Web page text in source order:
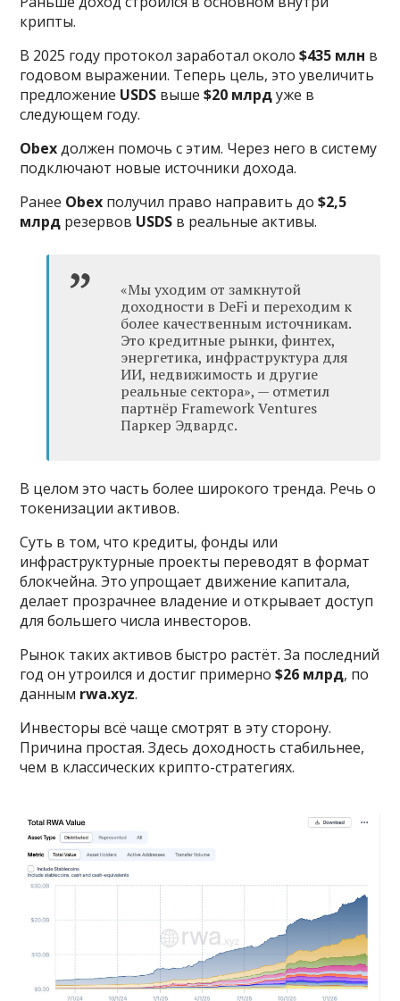
крипты.
В 2025 году протокол заработал около$435 млн в
годовом выражении. Теперь цель, это увеличить
предложение USDS выше$20 млрдуже в
следующем году.
Obexдолжен помочь с этим. Через него в систему
подключают новые источники дохода.
Ранее Obex получил право направить до$2,5
млрд резервов USDS в реальные активы.
«Мы уходим от замкнутой
доходности в DeFi и переходим к
более качественным источникам.
Это кредитные рынки, финтех,
энергетика, инфраструктура для
ИИ, недвижимость и другие
реальные сектора», — отметил
партнёр Framework Ventures
Паркер Эдвардс.
В целом это часть более широкого тренда. Речь о
токенизации активов.
Суть в том, что кредиты, фонды или
инфраструктурные проекты переводят в формат
блокчейна. Это упрощает движение капитала,
делает прозрачнее владение и открывает доступ
для большего числа инвесторов.
Рынок таких активов быстро растёт. За последний
год он утроился и достиг примерно$26 млрд, по
данным rwa.xyz.
Инвесторы всё чаще смотрят в эту сторону.
Причина простая. Здесь доходность стабильнее,
чем в классических крипто-стратегиях.